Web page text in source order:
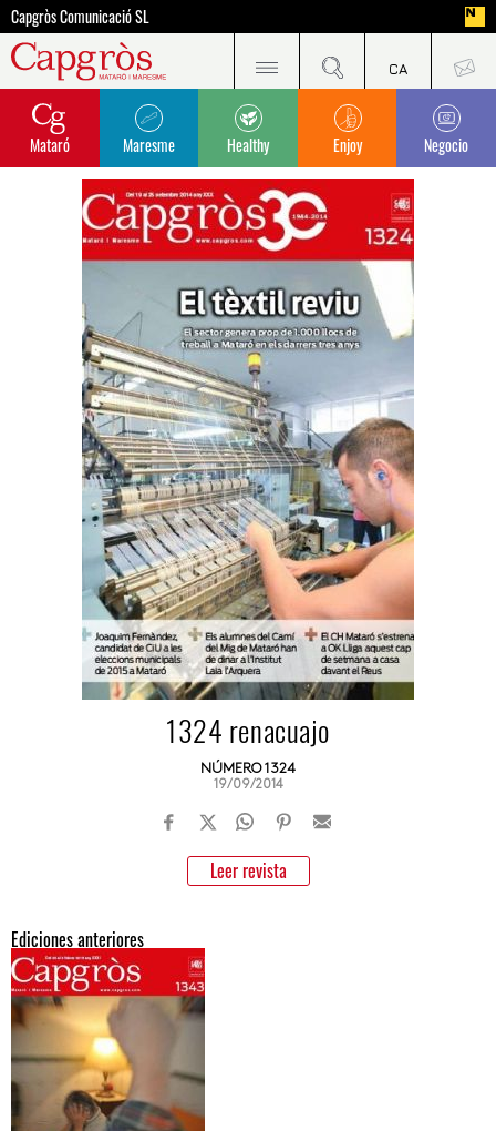
Capgròs Comunicació SL
Mataró Maresme Healthy Enjoy Negocio
1324 renacuajo
NÚMERO 1324
19/09/2014
Leer revista
Ediciones anteriores